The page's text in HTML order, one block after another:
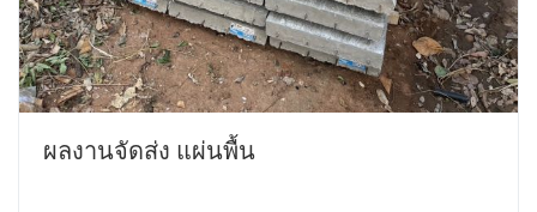
ผลงานจัดส่ง แผ่นพื้น